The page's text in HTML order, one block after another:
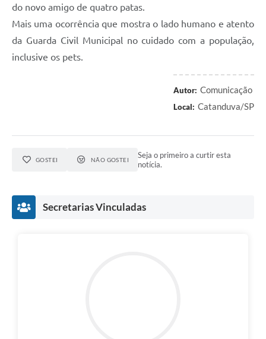
do novo amigo de quatro patas.
Mais uma ocorrência que mostra o lado humano e atento
da Guarda Civil Municipal no cuidado com a população,
inclusive os pets.
Autor: Comunicação
Local: Catanduva/SP
GOSTEI NÃO GOSTEI
Seja o primeiro a curtir esta
notícia.
Secretarias Vinculadas